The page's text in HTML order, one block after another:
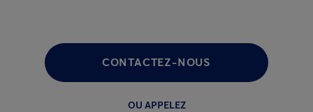
CONTACTEZ-NOUS
OU APPELEZ